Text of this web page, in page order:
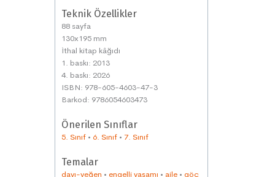
Teknik Özellikler
88 sayfa
130x195 mm
İthal kitap kâğıdı
1. baskı: 2013
4. baskı: 2026
ISBN: 978-605-4603-47-3
Barkod: 9786054603473
Önerilen Sınıflar
5. Sınıf • 6. Sınıf • 7. Sınıf
Temalar
dayı-yeğen • engelli yaşamı • aile • göç